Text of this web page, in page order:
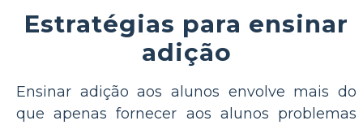
Estratégias para ensinar
adição
Ensinar adição aos alunos envolve mais do
que apenas fornecer aos alunos problemas